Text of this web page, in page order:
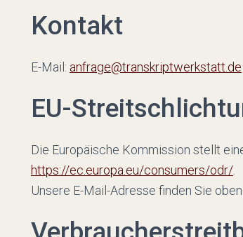
Kontakt
E-Mail: anfrage@transkriptwerkstatt.de
EU-
Die Europäische Kommission stellt
https://ec.europa.eu/consumers/odr/
Unsere E-Mail-Adresse finden Sie